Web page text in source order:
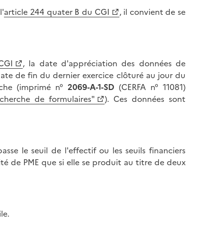
article 244 quater B du CGI
, il convient de se
, la date d'appréciation des données de
de fin du dernier exercice clôturé au jour du
(imprimé n° 2069-A-1-SD (CERFA n° 11081)
de formulaires"
). Ces données sont
le seuil de l'effectif ou les seuils financiers
de PME que si elle se produit au titre de deux